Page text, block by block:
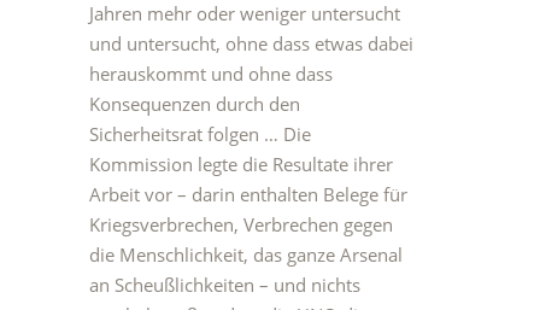
Jahren mehr oder weniger untersucht
und untersucht, ohne dass etwas dabei
herauskommt und ohne dass
Konsequenzen durch den
Sicherheitsrat folgen … Die
Kommission legte die Resultate ihrer
Arbeit vor – darin enthalten Belege für
Kriegsverbrechen, Verbrechen gegen
die Menschlichkeit, das ganze Arsenal
an Scheußlichkeiten – und nichts